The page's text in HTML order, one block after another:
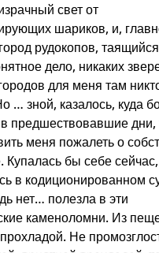
свет от
шариков, и,
рудокопов, таящийся
дело, никаких
для меня там
… зной, казалось, куда
предшествовавшие
меня пожалеть о
Купалась бы себе сейчас,
в кодиционированном
нет… полезла в эти
каменоломни. Из
Не